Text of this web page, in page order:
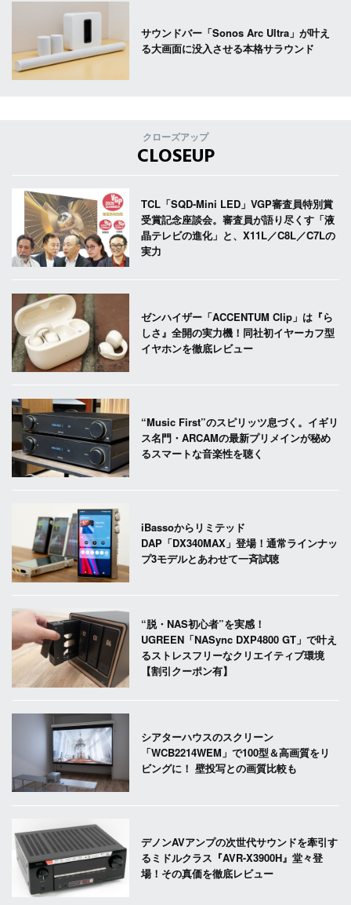
サウンドバー「Sonos Arc Ultra」が叶え
る大画面に没入させる本格サラウンド
クローズアップ
CLOSEUP
TCL「SQD-Mini LED」VGP審査員特別賞
受賞記念座談会。審査員が語り尽くす「液
晶テレビの進化」と、X11L／C8L／C7Lの
実力
ゼンハイザー「ACCENTUM Clip」は『ら
しさ』全開の実力機！同社初イヤーカフ型
イヤホンを徹底レビュー
“Music First”のスピリッツ息づく。イギリ
ス名門・ARCAMの最新プリメインが秘め
るスマートな音楽性を聴く
iBassoからリミテッド
DAP「DX340MAX」登場！通常ラインナッ
プ3モデルとあわせて一斉試聴
“脱・NAS初心者”を実感！
UGREEN「NASync DXP4800 GT」で叶え
るストレスフリーなクリエイティブ環境
【割引クーポン有】
シアターハウスのスクリーン
「WCB2214WEM」で100型＆高画質をリ
ビングに！ 壁投写との画質比較も
デノンAVアンプの次世代サウンドを牽引す
るミドルクラス『AVR-X3900H』堂々登
場！その真価を徹底レビュー